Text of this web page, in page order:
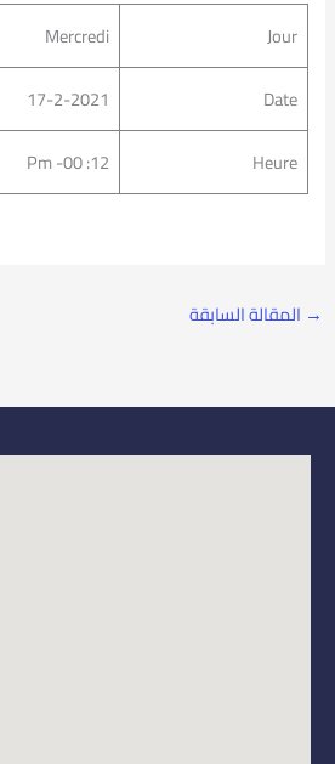
Jour
Mercredi
Date
17-2-2021
Heure
12: 00- Pm
→ المقالة السابقة